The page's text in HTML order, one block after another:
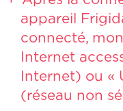
appareil
connecté,
Internet
Internet) ou «
(réseau non